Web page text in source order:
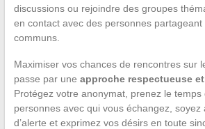
discussions ou rejoindre des groupes
en contact avec des personnes partageant
communs.
Maximiser vos chances de rencontres sur
passe par une approche respectueuse
Protégez votre anonymat, prenez le
personnes avec qui vous échangez, soyez
d’alerte et exprimez vos désirs en toute